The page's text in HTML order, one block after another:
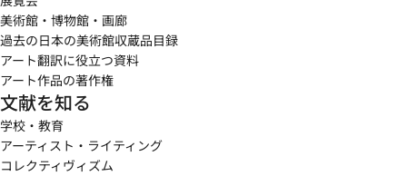
美術館・博物館・画廊
過去の日本の美術館収蔵品目録
アート翻訳に役立つ資料
アート作品の著作権
文献を知る
学校・教育
アーティスト・ライティング
コレクティヴィズム